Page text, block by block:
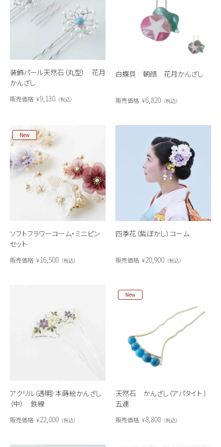
装飾パール天然石（丸型） 花月
かんざし
販売価格 ¥9,130 税込
白蝶貝 朝顔 花月かんざし
販売価格 ¥6,820 税込
ソフトフラワーコーム・ミニピン
セット
New
販売価格 ¥16,500 税込
四季花（紫ぼかし）コーム
販売価格 ¥20,900 税込
アクリル（透明）本蒔絵かんざし
（中） 鉄線
販売価格 ¥22,000 税込
天然石 かんざし（アパタイト ）
五連
New
販売価格 ¥8,800 税込